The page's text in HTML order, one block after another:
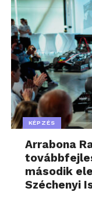
KÉPZÉS
Arrabona
második
Széchenyi